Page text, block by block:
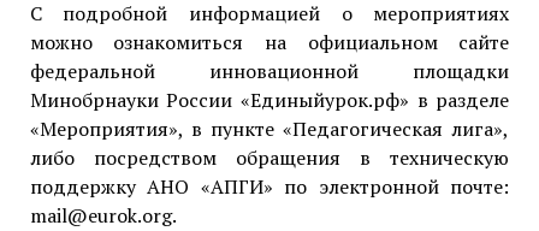
С подробной информацией о мероприятиях
можно ознакомиться на официальном сайте
федеральной инновационной площадки
Минобрнауки России «Единыйурок.рф» в разделе
«Мероприятия», в пункте «Педагогическая лига»,
либо посредством обращения в техническую
поддержку АНО «АПГИ» по электронной почте:
mail@eurok.org.